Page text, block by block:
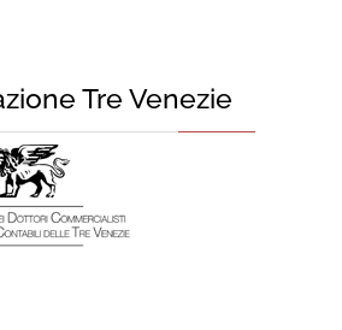
Tre Venezie